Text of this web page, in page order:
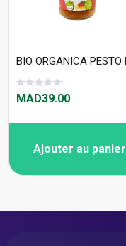
MAD39.00
Ajouter au panier